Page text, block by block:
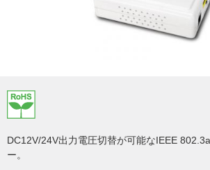
DC12V/24V出力電圧切替が可能なIEEE
ー。